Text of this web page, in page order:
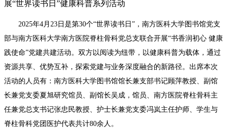
展“世界读书日”健康科普系列活动
2025年4月23日是第30个“世界读书日”，南方医科大学图书馆党支
部与南方医科大学南方医院脊柱骨科党总支联合开展“书香润初心 健康
践使命”党建共建活动。双方以阅读为纽带，以健康科普为载体，通过
资源共享、优势互补，探索党建与业务深度融合的新路径。出席本次
活动的人员有：南方医科大学图书馆馆长兼支部书记顾萍教授、副馆
长兼党支委夏旭研究馆员、副馆长吴成，馆员、南方医院脊柱骨科主
任兼党总支书记张忠民教授、护士长兼党支委冯岚主任护师、学生与
脊柱骨科党团医护代表共计80余人。